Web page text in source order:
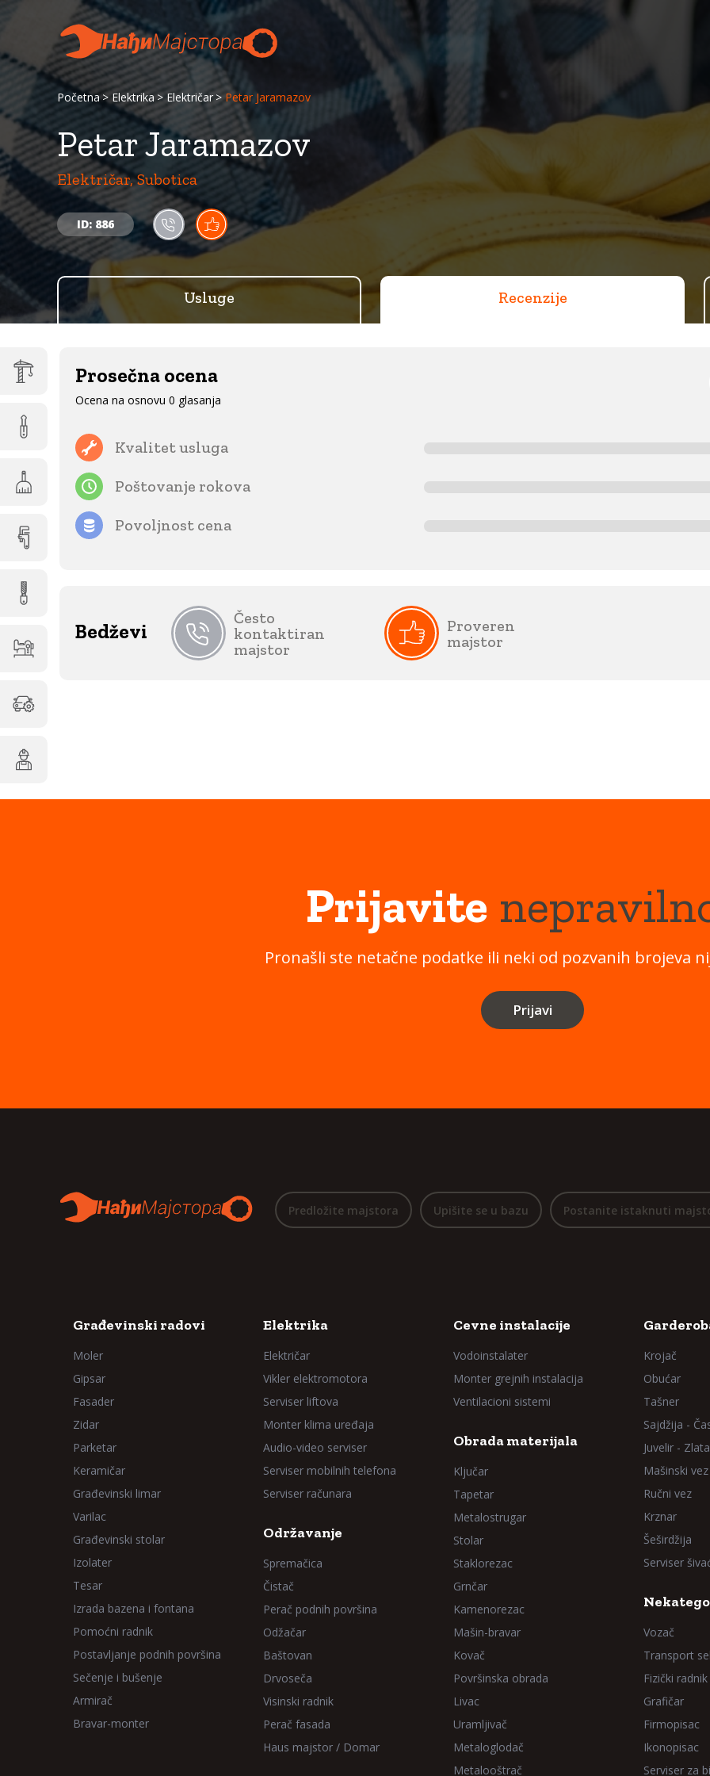
Početna Elektrika Električar Petar Jaramazov
Petar Jaramazov
Električar, Subotica
ID: 886
Usluge Recenzije
Prosečna ocena
Ocena na osnovu 0 glasanja
Kvalitet usluga
Poštovanje rokova
Povoljnost cena
Bedževi
Često
kontaktiran
majstor
Proveren
majstor
Prijavite
Pronašli ste netačne podatke ili neki od pozvanih brojeva
Prijavi
Predložite majstora Upišite se u bazu Postanite istaknuti
Građevinski radovi
Moler
Gipsar
Fasader
Zidar
Parketar
Keramičar
Građevinski limar
Varilac
Građevinski stolar
Izolater
Tesar
Izrada bazena i fontana
Pomoćni radnik
Postavljanje podnih površina
Sečenje i bušenje
Armirač
Bravar-monter
Elektrika
Električar
Vikler elektromotora
Serviser liftova
Monter klima uređaja
Audio-video serviser
Serviser mobilnih telefona
Serviser računara
Održavanje
Spremačica
Čistač
Perač podnih površina
Odžačar
Baštovan
Drvoseča
Visinski radnik
Perač fasada
Haus majstor / Domar
Cevne instalacije
Vodoinstalater
Monter grejnih instalacija
Ventilacioni sistemi
Obrada materijala
Ključar
Tapetar
Metalostrugar
Stolar
Staklorezac
Grnčar
Kamenorezac
Mašin-bravar
Kovač
Površinska obrada
Livac
Uramljivač
Metaloglodač
Metalooštrač
Krojač
Obućar
Tašner
Sajdžija -
Juvelir -
Mašinski vez
Ručni vez
Krznar
Šeširdžija
Serviser
Vozač
Transport
Fizički radnik
Grafičar
Firmopisac
Ikonopisac
Serviser za